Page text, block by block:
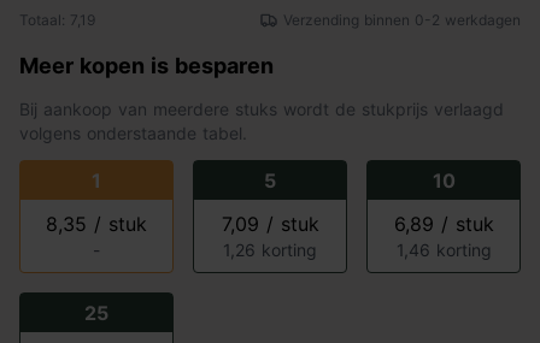
Totaal: 7,19 Verzending binnen 0-2 werkdagen
Meer kopen is besparen
Bij aankoop van meerdere stuks wordt de stukprijs verlaagd
volgens onderstaande tabel.
1
8,35 / stuk
-
5
7,09 / stuk
1,26 korting
10
6,89 / stuk
1,46 korting
25